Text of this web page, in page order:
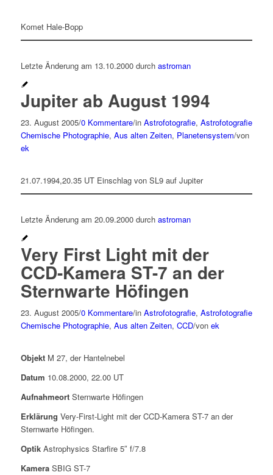
Komet Hale-Bopp
Letzte Änderung am 13.10.2000 durch astroman
Jupiter ab August 1994
23. August 2005/0 Kommentare/in Astrofotografie, Astrofotografie
Chemische Photographie, Aus alten Zeiten, Planetensystem/von
ek
21.07.1994,20.35 UT Einschlag von SL9 auf Jupiter
Letzte Änderung am 20.09.2000 durch astroman
Very First Light mit der
CCD-Kamera ST-7 an der
Sternwarte Höfingen
23. August 2005/0 Kommentare/in Astrofotografie, Astrofotografie
Chemische Photographie, Aus alten Zeiten, CCD/von ek
ObjektM 27, der Hantelnebel
Datum 10.08.2000, 22.00 UT
AufnahmeortSternwarte Höfingen
Erklärung Very-First-Light mit der CCD-Kamera ST-7 an der
Sternwarte Höfingen.
OptikAstrophysics Starfire 5″ f/7.8
KameraSBIG ST-7